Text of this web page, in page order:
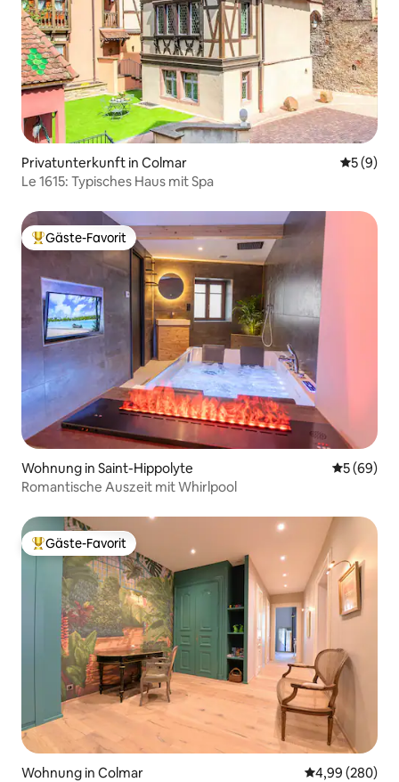
Privatunterkunft in Colmar
5 (9)
Le 1615: Typisches Haus mit Spa
Beliebter Gäste-Favorit.
Gäste-Favorit
Wohnung in Saint-Hippolyte
5 (69)
Romantische Auszeit mit Whirlpool
Beliebter Gäste-Favorit.
Gäste-Favorit
Wohnung in Colmar
4,99 (280)